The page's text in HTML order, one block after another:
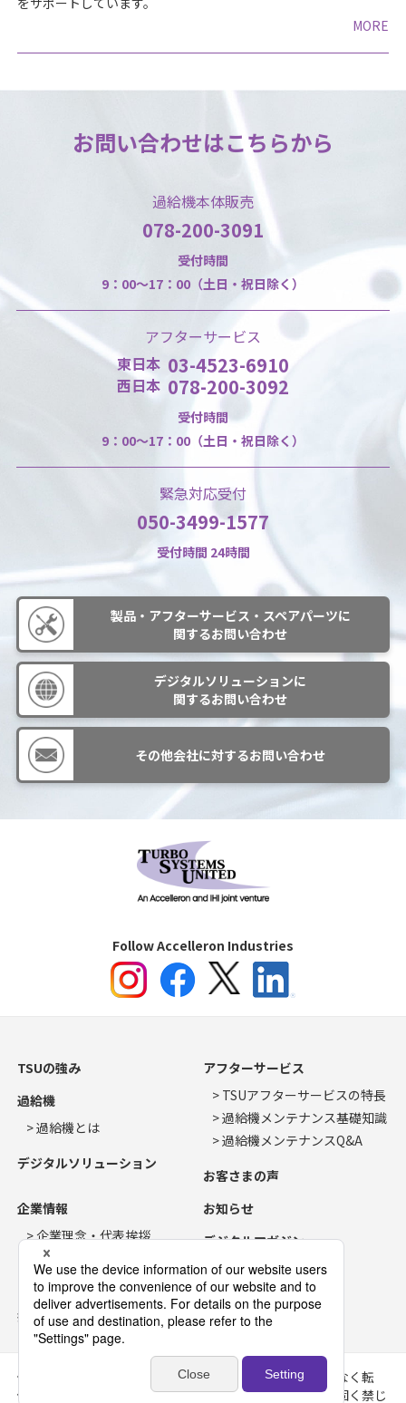
MORE
お問い合わせはこちらから
過給機本体販売
078-200-3091
受付時間
9：00～17：00（土日・祝日除く）
アフターサービス
東日本 03-4523-6910
西日本 078-200-3092
受付時間
9：00～17：00（土日・祝日除く）
緊急対応受付
050-3499-1577
受付時間 24時間
製品・アフターサービス・スペアパーツに
関するお問い合わせ
デジタルソリューションに
関するお問い合わせ
その他会社に対するお問い合わせ
Follow Accelleron Industries
TSUの強み
過給機
過給機とは
デジタルソリューション
アフターサービス
TSUアフターサービスの特長
過給機メンテナンス基礎知識
過給機メンテナンスQ&A
お客さまの声
企業情報
企業理念・代表挨拶
会社概要・沿革
事業所所在地
採用情報
お知らせ
デジタルマガジン
お問い合わせ
個人情報
保護方針
当サイトが提供する情報や画像等を、許可なく転
載、転用、複製などの二次利用することを固く禁じ